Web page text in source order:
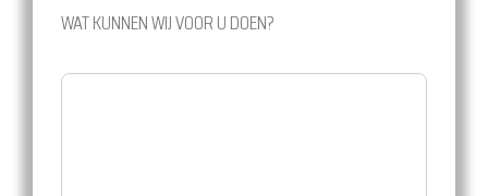
WAT KUNNEN WIJ VOOR U DOEN?